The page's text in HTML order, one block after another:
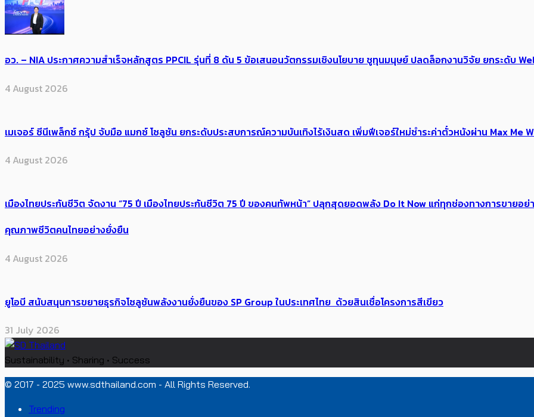
อว. – NIA ประกาศความสำเร็จหลักสูตร PPCIL รุ่นที่ 8 ดัน 5 ข้อเสนอนวัตกรรมเชิงนโยบาย ชูทุนมนุษย์ ปลดล็อกงานวิจัย ยกระดับ
4 August 2026
เมเจอร์ ซีนีเพล็กซ์ กรุ้ป จับมือ แมกซ์ โซลูชัน ยกระดับประสบการณ์ความบันเทิงไร้เงินสด เพิ่มฟีเจอร์ใหม่ชำระค่าตั๋วหนังผ่าน Max
4 August 2026
เมืองไทยประกันชีวิต จัดงาน “75 ปี เมืองไทยประกันชีวิต 75 ปี ของคนทัพหน้า” ปลุกสุดยอดพลัง Do It Now แก่ทุกช่องทางการขาย
คุณภาพชีวิตคนไทยอย่างยั่งยืน
4 August 2026
ยูโอบี สนับสนุนการขยายธุรกิจโซลูชันพลังงานยั่งยืนของ SP Group ในประเทศไทย ด้วยสินเชื่อโครงการสีเขียว
31 July 2026
Sustainability • Sharing • Success
© 2017 - 2025 www.sdthailand.com - All Rights Reserved.
Trending